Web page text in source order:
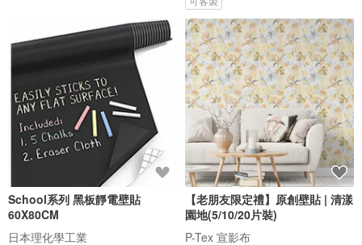
School系列 黑板靜電壁貼
60X80CM
日本理化學工業
【老朋友限定禮】原創壁貼 | 清漾
園地(5/10/20片裝)
P-Tex 宣影布